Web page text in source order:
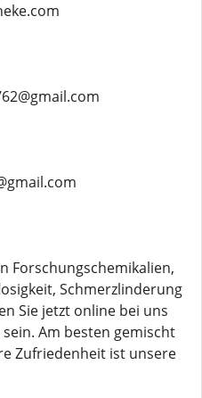
Forschungschemikalien,
Schmerzlinderung
Sie jetzt online bei uns
Am besten gemischt
Zufriedenheit ist unsere